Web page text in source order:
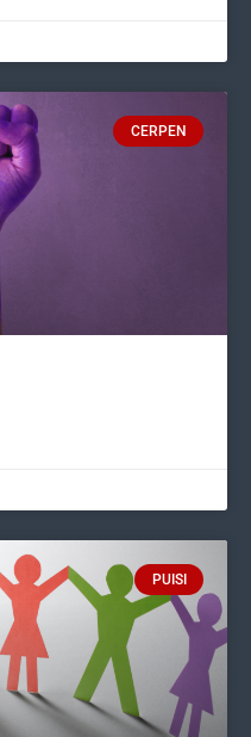
CERPEN
PUISI